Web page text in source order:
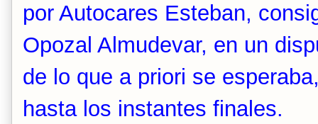
por Autocares Esteban,
Opozal Almudevar, en un
de lo que a priori se
hasta los instantes finales.